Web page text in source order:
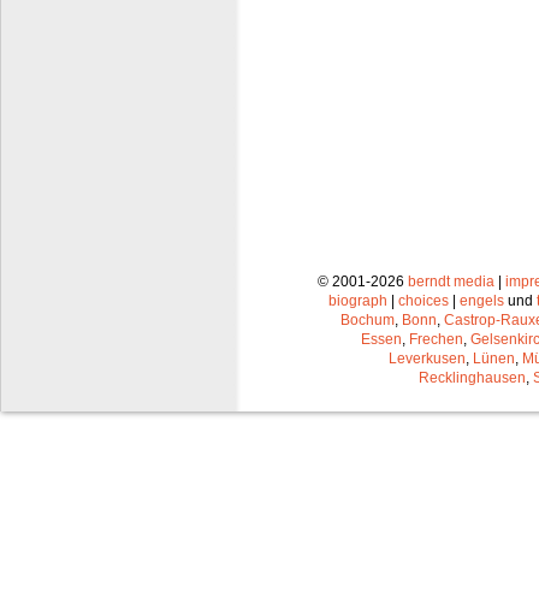
© 2001-2026 berndt media|
biograph
choices engels und
Bochum, Bonn, Castrop-
Essen, Frechen,
Leverkusen, Lünen,
Recklinghausen,